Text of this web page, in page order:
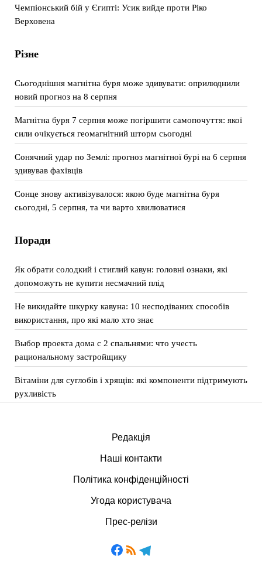
Чемпіонський бій у Єгипті: Усик вийде проти Ріко
Верховена
Різне
Сьогоднішня магнітна буря може здивувати: оприлюднили
новий прогноз на 8 серпня
Магнітна буря 7 серпня може погіршити самопочуття: якої
сили очікується геомагнітний шторм сьогодні
Сонячний удар по Землі: прогноз магнітної бурі на 6 серпня
здивував фахівців
Сонце знову активізувалося: якою буде магнітна буря
сьогодні, 5 серпня, та чи варто хвилюватися
Поради
Як обрати солодкий і стиглий кавун: головні ознаки, які
допоможуть не купити несмачний плід
Не викидайте шкурку кавуна: 10 несподіваних способів
використання, про які мало хто знає
Выбор проекта дома с 2 спальнями: что учесть
рациональному застройщику
Вітаміни для суглобів і хрящів: які компоненти підтримують
рухливість
Редакція
Наші контакти
Політика конфіденційності
Угода користувача
Прес-релізи